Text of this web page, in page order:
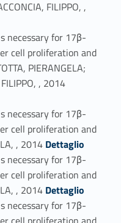
FILIPPO, ,
necessary for 17β-
cell proliferation and
PIERANGELA;
, 2014
necessary for 17β-
cell proliferation and
, 2014 Link identifier #identifier_person_35872-50
Dettaglio
necessary for 17β-
cell proliferation and
, 2014 Link identifier #identifier_person_41431-51
Dettaglio
necessary for 17β-